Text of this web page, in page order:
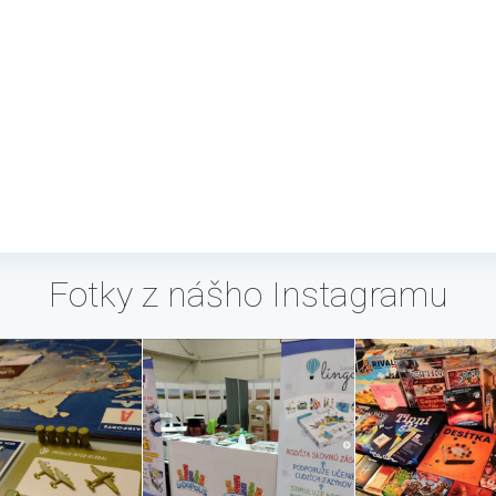
Fotky z nášho Instagramu